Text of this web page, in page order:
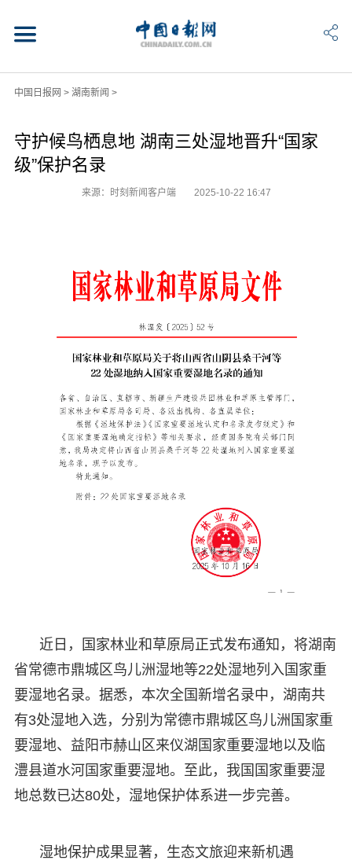
中国日报网 > 湖南新闻 >
守护候鸟栖息地 湖南三处湿地晋升“国家
级”保护名录
来源：时刻新闻客户端 2025-10-22 16:47
近日，国家林业和草原局正式发布通知，将湖南
省常德市鼎城区鸟儿洲湿地等22处湿地列入国家重
要湿地名录。据悉，本次全国新增名录中，湖南共
有3处湿地入选，分别为常德市鼎城区鸟儿洲国家重
要湿地、益阳市赫山区来仪湖国家重要湿地以及临
澧县道水河国家重要湿地。至此，我国国家重要湿
地总数已达80处，湿地保护体系进一步完善。
湿地保护成果显著，生态文旅迎来新机遇